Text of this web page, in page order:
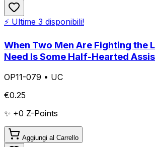
⚡ Ultime 3 disponibili!
When Two Men Are Fighting the
Need Is Some Half-Hearted
OP11-079 • UC
€0.25
✨ +0 Z-Points
Aggiungi al Carrello